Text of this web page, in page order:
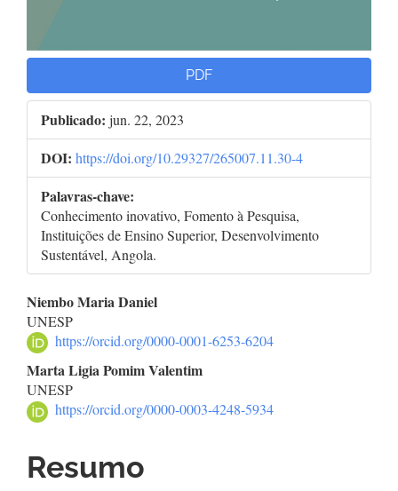
PDF
Publicado: jun. 22, 2023
DOI: https://doi.org/10.29327/265007.11.30-4
Palavras-chave:
Conhecimento inovativo, Fomento à Pesquisa,
Instituições de Ensino Superior, Desenvolvimento
Sustentável, Angola.
Conteúdo
do
artigo
principal
Niembo Maria Daniel
UNESP
https://orcid.org/0000-0001-6253-6204
Marta Ligia Pomim Valentim
UNESP
https://orcid.org/0000-0003-4248-5934
Resumo